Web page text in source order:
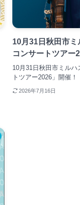
10月31日秋田市ミ
コンサートツアー
10月31日秋田市ミル
トツアー2026」開催！
2026年7月16日